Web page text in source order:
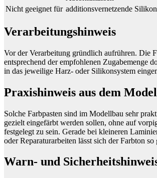
Nicht geeignet für additionsvernetzende
Verarbeitungshinweis
Vor der Verarbeitung gründlich aufrühren. Die
entsprechend der empfohlenen Zugabemenge
in das jeweilige Harz- oder Silikonsystem
Praxishinweis aus dem
Solche Farbpasten sind im Modellbau sehr
gezielt eingefärbt werden sollen, ohne auf
festgelegt zu sein. Gerade bei kleineren
oder Reparaturarbeiten lässt sich der Farbton so
Warn- und